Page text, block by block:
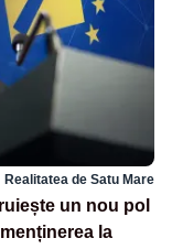
Realitatea de Satu Mare
un nou pol
la